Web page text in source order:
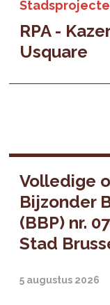
RPA -
Usquare
Volledige
Bijzonder
(BBP) nr.
Stad
5 augustus 2026